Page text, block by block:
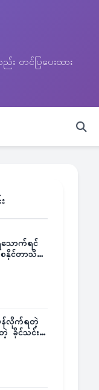
း တင်ပြပေးထား
ောက်ရင်
နိုင်တာသိရဲ့
န်လိုက်ရတဲ့
တဲ့ ခိုင်သင်း